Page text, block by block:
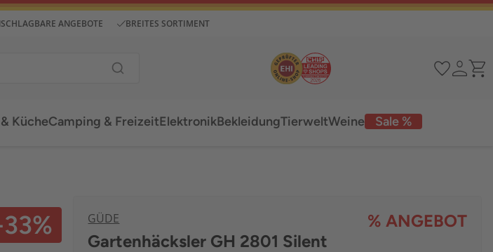
ANGEBOTE BREITES SORTIMENT
KücheCamping & Freizeit Sale %
ElektronikBekleidungTierweltWeine
GÜDE
% ANGEBOT
Gartenhäcksler GH 2801 Silent